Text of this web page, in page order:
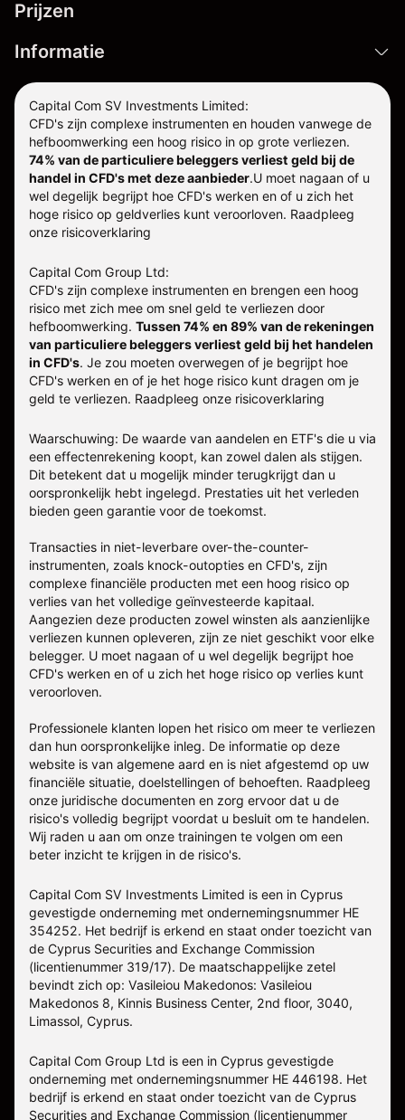
Prijzen
Informatie
Capital Com SV Investments Limited:
CFD's zijn complexe instrumenten en houden vanwege de
hefboomwerking een hoog risico in op grote verliezen.
74% van de particuliere beleggers verliest geld bij de
handel in CFD's met deze aanbieder.U moet nagaan of u
wel degelijk begrijpt hoe CFD's werken en of u zich het
hoge risico op geldverlies kunt veroorloven. Raadpleeg
onze risicoverklaring
Capital Com Group Ltd:
CFD's zijn complexe instrumenten en brengen een hoog
risico met zich mee om snel geld te verliezen door
hefboomwerking. Tussen 74% en 89% van de rekeningen
van particuliere beleggers verliest geld bij het handelen
in CFD's. Je zou moeten overwegen of je begrijpt hoe
CFD's werken en of je het hoge risico kunt dragen om je
geld te verliezen. Raadpleeg onze risicoverklaring
Waarschuwing: De waarde van aandelen en ETF's die u via
een effectenrekening koopt, kan zowel dalen als stijgen.
Dit betekent dat u mogelijk minder terugkrijgt dan u
oorspronkelijk hebt ingelegd. Prestaties uit het verleden
bieden geen garantie voor de toekomst.
Transacties in niet-leverbare over-the-counter-
instrumenten, zoals knock-outopties en CFD's, zijn
complexe financiële producten met een hoog risico op
verlies van het volledige geïnvesteerde kapitaal.
Aangezien deze producten zowel winsten als aanzienlijke
verliezen kunnen opleveren, zijn ze niet geschikt voor elke
belegger. U moet nagaan of u wel degelijk begrijpt hoe
CFD's werken en of u zich het hoge risico op verlies kunt
veroorloven.
Professionele klanten lopen het risico om meer te verliezen
dan hun oorspronkelijke inleg. De informatie op deze
website is van algemene aard en is niet afgestemd op uw
financiële situatie, doelstellingen of behoeften. Raadpleeg
onze juridische documenten en zorg ervoor dat u de
risico's volledig begrijpt voordat u besluit om te handelen.
Wij raden u aan om onze trainingen te volgen om een
beter inzicht te krijgen in de risico's.
Capital Com SV Investments Limited is een in Cyprus
gevestigde onderneming met ondernemingsnummer HE
354252. Het bedrijf is erkend en staat onder toezicht van
de Cyprus Securities and Exchange Commission
(licentienummer 319/17). De maatschappelijke zetel
bevindt zich op: Vasileiou Makedonos: Vasileiou
Makedonos 8, Kinnis Business Center, 2nd floor, 3040,
Limassol, Cyprus.
Capital Com Group Ltd is een in Cyprus gevestigde
onderneming met ondernemingsnummer ΗΕ 446198. Het
bedrijf is erkend en staat onder toezicht van de Cyprus
Securities and Exchange Commission (licentienummer